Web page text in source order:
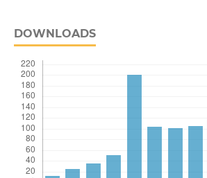
DOWNLOADS